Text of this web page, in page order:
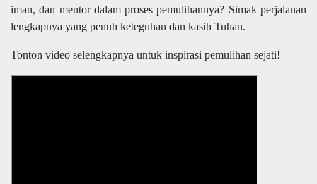
iman, dan mentor dalam proses pemulihannya? Simak perjalanan
lengkapnya yang penuh keteguhan dan kasih Tuhan.
Tonton video selengkapnya untuk inspirasi pemulihan sejati!